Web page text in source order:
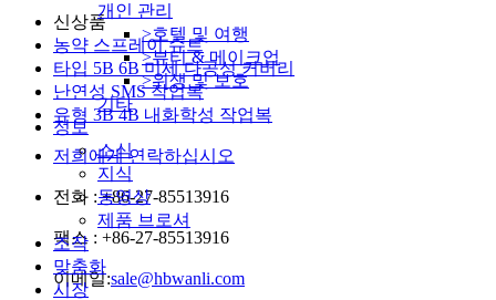
개인 관리
>호텔 및 여행
>뷰티 & 메이크업
>위생 및 보호
기타
정보
소식
지식
동영상
제품 브로셔
조작
맞춤화
시장
신상품
농약 스프레이 슈트
타입 5B 6B 미세 다공성 커버리
난연성 SMS 작업복
유형 3B 4B 내화학성 작업복
저희에게 연락하십시오
전화 : +86-27-85513916
팩스 : +86-27-85513916
이메일:sale@hbwanli.com